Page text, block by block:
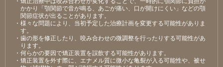
かかり「顎関節で音が鳴る、あごが痛い、口が開けにくい」などの顎
関節症状が出ることがあります。
・様々な問題により、当初予定した治療計画を変更する可能性がありま
す。
・歯の形を修正したり、咬み合わせの微調整を行ったりする可能性があ
ります。
・何らかの要因で矯正装置を誤飲する可能性があります。
・矯正装置を外す際に、エナメル質に微小な亀裂が入る可能性や、被せ